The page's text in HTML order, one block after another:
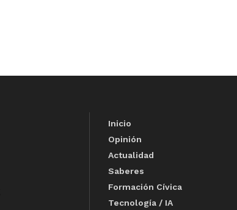
Inicio
Opinión
Actualidad
Saberes
Formación Cívica
Tecnología / IA